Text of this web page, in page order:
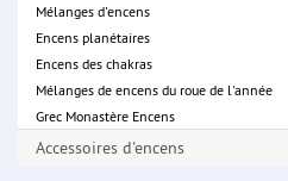
Mélanges d'encens
Encens planétaires
Encens des chakras
Mélanges de encens du roue de l'année
Grec Monastère Encens
Accessoires d'encens